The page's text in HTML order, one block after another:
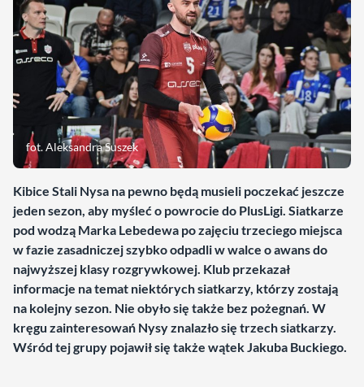
fot. Aleksandra Suszek
Kibice Stali Nysa na pewno będą musieli poczekać jeszcze
jeden sezon, aby myśleć o powrocie do PlusLigi. Siatkarze
pod wodzą Marka Lebedewa po zajęciu trzeciego miejsca
w fazie zasadniczej szybko odpadli w walce o awans do
najwyższej klasy rozgrywkowej. Klub przekazał
informacje na temat niektórych siatkarzy, którzy zostają
na kolejny sezon. Nie obyło się także bez pożegnań. W
kręgu zainteresowań Nysy znalazło się trzech siatkarzy.
Wśród tej grupy pojawił się także wątek Jakuba Buckiego.